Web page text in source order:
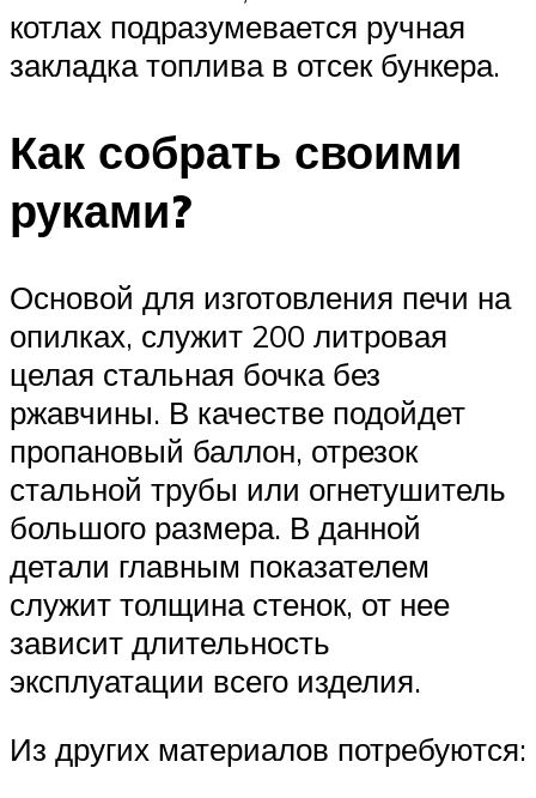
котлах подразумевается ручная
закладка топлива в отсек бункера.
Как собрать своими
руками?
Основой для изготовления печи на
опилках, служит 200 литровая
целая стальная бочка без
ржавчины. В качестве подойдет
пропановый баллон, отрезок
стальной трубы или огнетушитель
большого размера. В данной
детали главным показателем
служит толщина стенок, от нее
зависит длительность
эксплуатации всего изделия.
Из других материалов потребуются: